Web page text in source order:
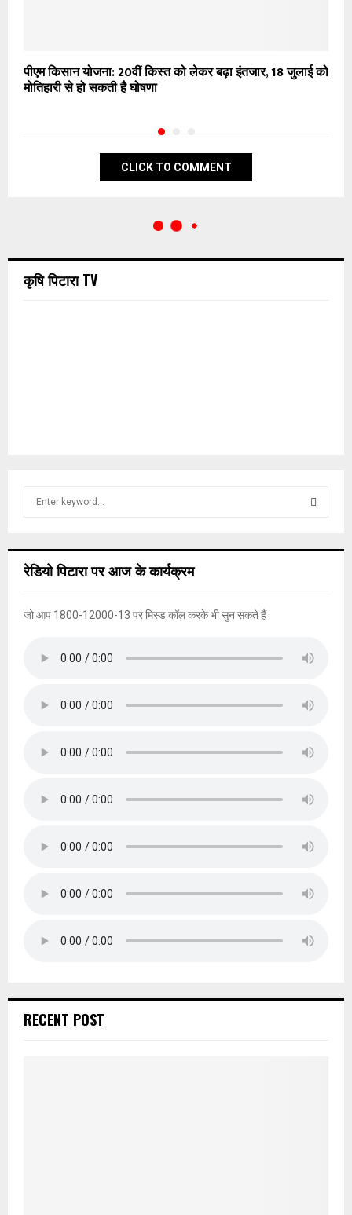
पीएम किसान योजना: 20वीं किस्त को लेकर बढ़ा इंतजार, 18 जुलाई को
मोतिहारी से हो सकती है घोषणा
CLICK TO COMMENT
कृषि पिटारा TV
h
o
C
रेडियो पिटारा पर आज के कार्यक्रम
जो आप 1800-12000-13 पर मिस्ड कॉल करके भी सुन सकते हैं
RECENT POST